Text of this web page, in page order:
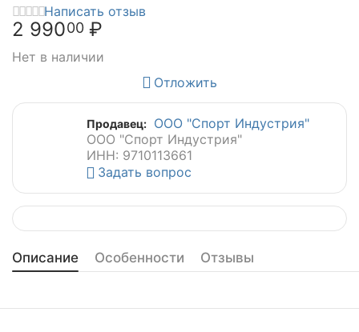
Написать отзыв
2 99000 ₽
Нет в наличии
Отложить
Продавец: ООО "Спорт Индустрия"
ООО "Спорт Индустрия"
ИНН: 9710113661
Задать вопрос
Описание Особенности Отзывы